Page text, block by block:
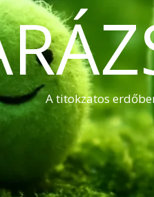
A titokzatos